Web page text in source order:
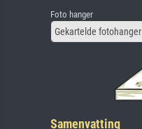
Foto hanger
Gekartelde fotohanger
Samenvatting